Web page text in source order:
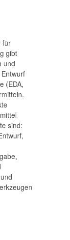
für
gibt
und
(EDA,
sind: